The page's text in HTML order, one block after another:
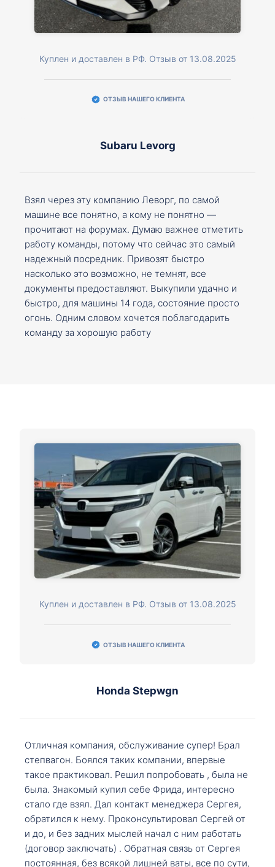
Куплен и доставлен в РФ. Отзыв от 13.08.2025
ОТЗЫВ НАШЕГО КЛИЕНТА
Subaru Levorg
Взял через эту компанию Леворг, по самой
машине все понятно, а кому не понятно —
прочитают на форумах. Думаю важнее отметить
работу команды, потому что сейчас это самый
надежный посредник. Привозят быстро
насколько это возможно, не темнят, все
документы предоставляют. Выкупили удачно и
быстро, для машины 14 года, состояние просто
огонь. Одним словом хочется поблагодарить
команду за хорошую работу
Куплен и доставлен в РФ. Отзыв от 13.08.2025
ОТЗЫВ НАШЕГО КЛИЕНТА
Honda Stepwgn
Отличная компания, обслуживание супер! Брал
степвагон. Боялся таких компании, впервые
такое практиковал. Решил попробовать , была не
была. Знакомый купил себе Фрида, интересно
стало где взял. Дал контакт менеджера Сергея,
обратился к нему. Проконсультировал Сергей от
и до, и без задних мыслей начал с ним работать
(договор заключать) . Обратная связь от Сергея
постоянная, без всякой лишней ваты, все по сути,